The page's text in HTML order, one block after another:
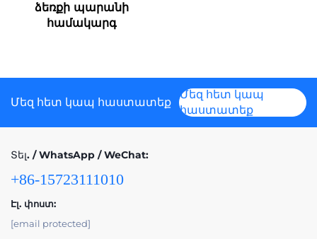
ձեռքի պարանի
համակարգ
Մեզ հետ կապ հաստատեք
Մեզ հետ կապ
հաստատեք
Տել. / WhatsApp / WeChat:
+86-15723111010
Էլ. փոստ:
[email protected]